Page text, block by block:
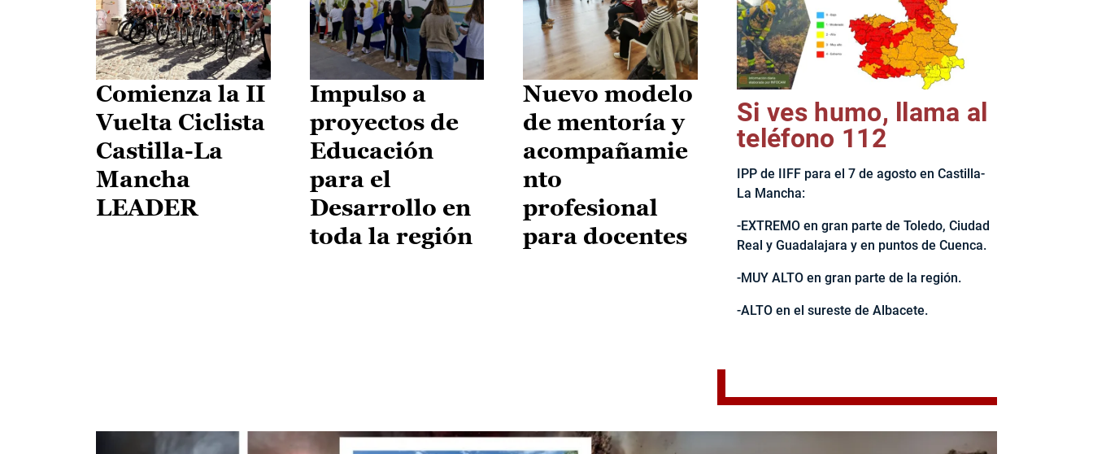
Comienza la II
Vuelta Ciclista
Castilla-La
Mancha
LEADER
Impulso a
proyectos de
Educación
para el
Desarrollo en
toda la región
Nuevo modelo
de mentoría y
acompañamie
nto
profesional
para docentes
Si ves humo, llama al
teléfono 112
IPP de IIFF para el 7 de agosto en Castilla-
La Mancha:
-EXTREMO en gran parte de Toledo, Ciudad
Real y Guadalajara y en puntos de Cuenca.
-MUY ALTO en gran parte de la región.
-ALTO en el sureste de Albacete.